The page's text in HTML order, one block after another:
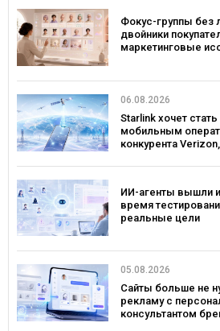
Фокус-группы без
двойники
маркетинговые
06.08.2026
Starlink хочет
мобильным
конкурента
ИИ-агенты вышли
время
реальные цели
05.08.2026
Сайты больше не
рекламу с
консультантом